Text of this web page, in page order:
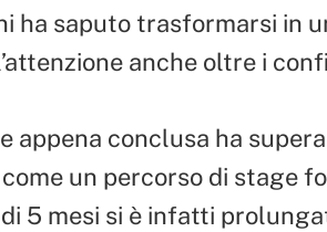
ha saputo trasformarsi in
anche oltre i
appena conclusa ha
come un percorso di stage
5 mesi si è infatti